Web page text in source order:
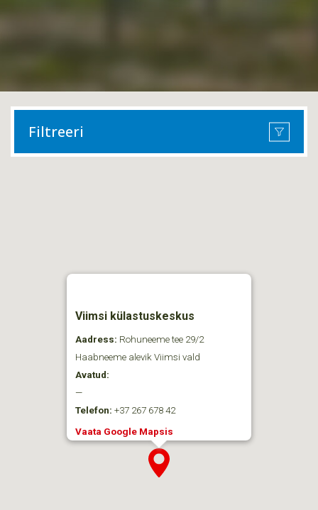
Filtreeri
Viimsi külastuskeskus
Aadress: Rohuneeme tee 29/2
Haabneeme alevik Viimsi vald
Avatud:
—
Telefon: +37 267 678 42
Vaata Google Mapsis